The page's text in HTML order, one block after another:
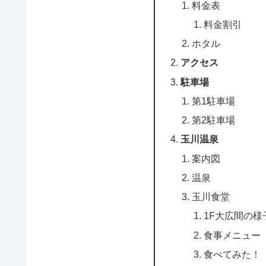
料金表
料金割引
ホタル
アクセス
駐車場
第1駐車場
第2駐車場
玉川温泉
案内図
温泉
玉川食堂
1F大広間の様
食事メニュー
食べてみた！